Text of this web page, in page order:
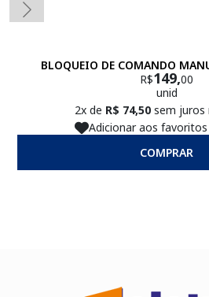
BLOQUEIO DE COMANDO
R$149,00
unid
2x de R$ 74,50 sem juros
Adicionar aos favoritos
COMPRAR